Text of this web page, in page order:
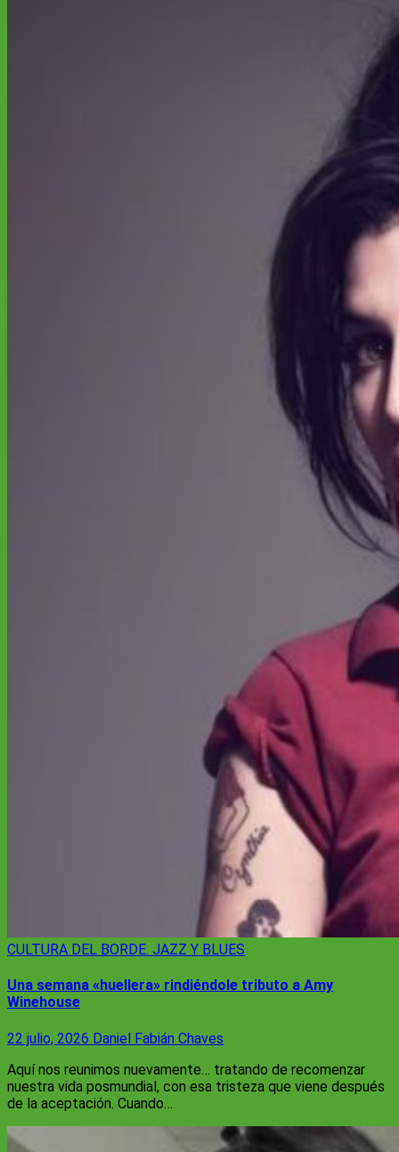
CULTURA DEL BORDE. JAZZ Y BLUES
Una semana «huellera» rindiéndole tributo a Amy
Winehouse
22 julio, 2026 Daniel Fabián Chaves
Aquí nos reunimos nuevamente… tratando de recomenzar
nuestra vida posmundial, con esa tristeza que viene después
de la aceptación. Cuando…